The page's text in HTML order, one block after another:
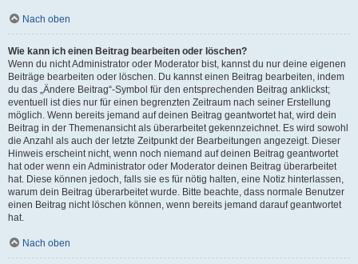
Nach oben
Wie kann ich einen Beitrag bearbeiten oder löschen?
Wenn du nicht Administrator oder Moderator bist, kannst du nur deine eigenen
Beiträge bearbeiten oder löschen. Du kannst einen Beitrag bearbeiten, indem
du das „Ändere Beitrag“-Symbol für den entsprechenden Beitrag anklickst;
eventuell ist dies nur für einen begrenzten Zeitraum nach seiner Erstellung
möglich. Wenn bereits jemand auf deinen Beitrag geantwortet hat, wird dein
Beitrag in der Themenansicht als überarbeitet gekennzeichnet. Es wird sowohl
die Anzahl als auch der letzte Zeitpunkt der Bearbeitungen angezeigt. Dieser
Hinweis erscheint nicht, wenn noch niemand auf deinen Beitrag geantwortet
hat oder wenn ein Administrator oder Moderator deinen Beitrag überarbeitet
hat. Diese können jedoch, falls sie es für nötig halten, eine Notiz hinterlassen,
warum dein Beitrag überarbeitet wurde. Bitte beachte, dass normale Benutzer
einen Beitrag nicht löschen können, wenn bereits jemand darauf geantwortet
hat.
Nach oben